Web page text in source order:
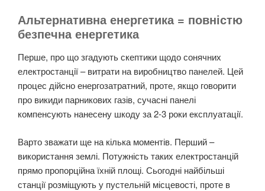
Альтернативна енергетика = повністю
безпечна енергетика
Перше, про що згадують скептики щодо сонячних
електростанції – витрати на виробництво панелей. Цей
процес дійсно енергозатратний, проте, якщо говорити
про викиди парникових газів, сучасні панелі
компенсують нанесену шкоду за 2-3 роки експлуатації.
Варто зважати ще на кілька моментів. Перший –
використання землі. Потужність таких електростанцій
прямо пропорційна їхній площі. Сьогодні найбільші
станції розміщують у пустельній місцевості, проте в